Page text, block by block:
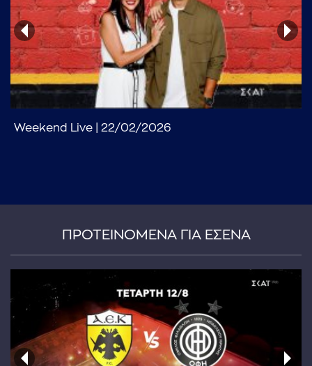
Weekend Live | 22/02/2026
ΠΡΟΤΕΙΝΟΜΕΝΑ ΓΙΑ ΕΣΕΝΑ